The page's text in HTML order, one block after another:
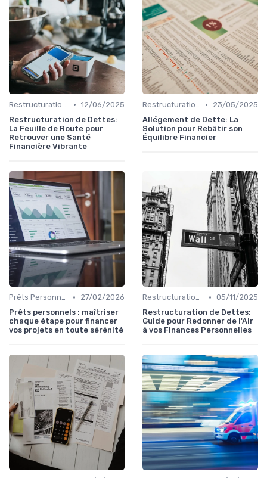
Restructuration de Dettes • 12/06/2025
Restructuration de Dettes:
La Feuille de Route pour
Retrouver une Santé
Financière Vibrante
Restructuration de Dettes •
23/05/2025
Allégement de Dette: La
Solution pour Rebâtir son
Équilibre Financier
Prêts Personnels et Consommation •
27/02/2026
Prêts personnels : maîtriser
chaque étape pour financer
vos projets en toute sérénité
Restructuration de Dettes • 05/11/2025
Restructuration de Dettes:
Guide pour Redonner de l'Air
à vos Finances Personnelles